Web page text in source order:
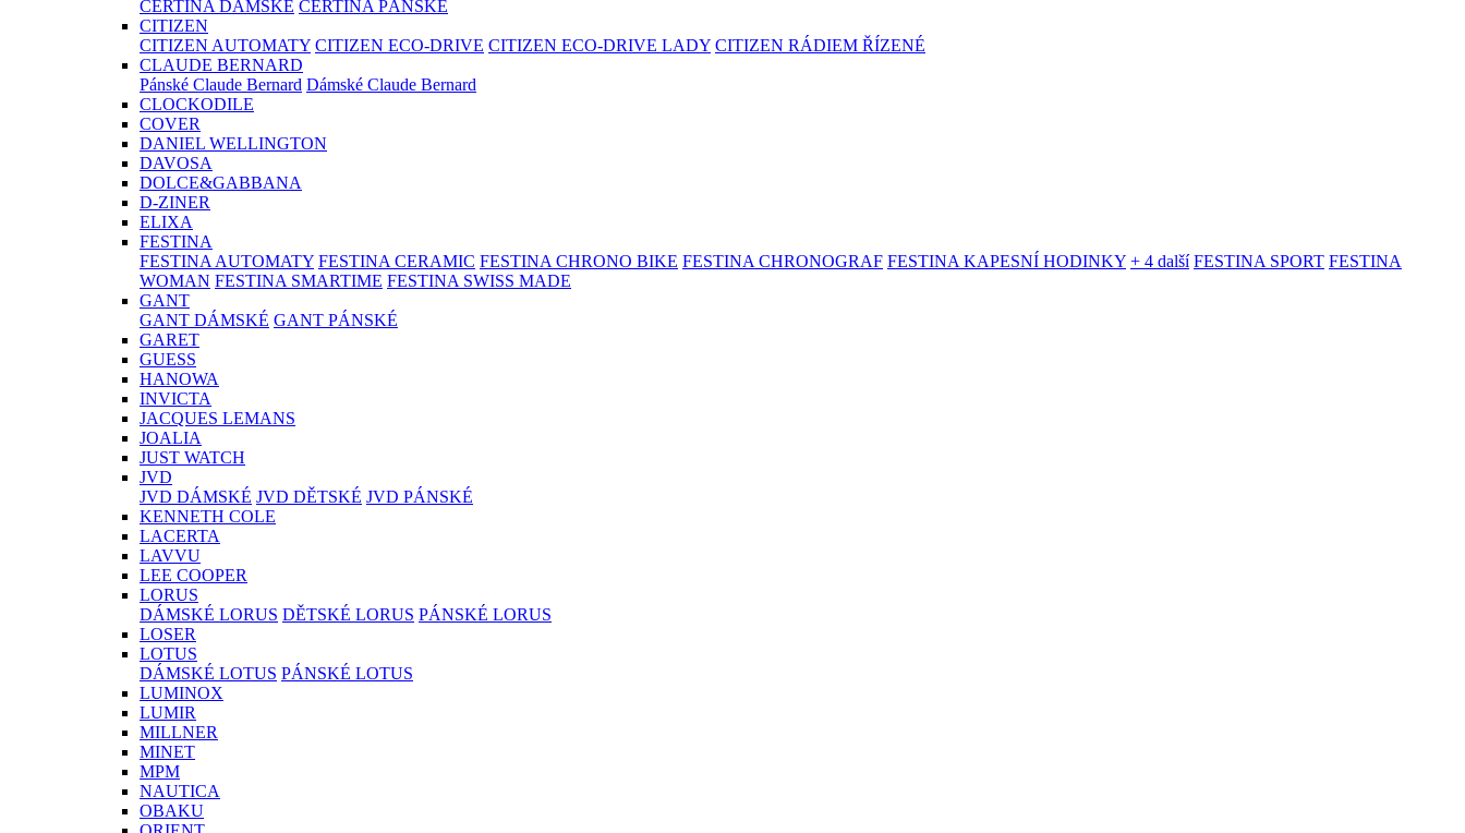
CERTINA DÁMSKÉ CERTINA PÁNSKÉ
CITIZEN
CITIZEN AUTOMATY CITIZEN ECO-DRIVE CITIZEN ECO-DRIVE LADY CITIZEN RÁDIEM ŘÍZENÉ
CLAUDE BERNARD
Pánské Claude Bernard Dámské Claude Bernard
CLOCKODILE
COVER
DANIEL WELLINGTON
DAVOSA
DOLCE&GABBANA
D-ZINER
ELIXA
FESTINA
FESTINA AUTOMATY FESTINA CERAMIC FESTINA CHRONO BIKE FESTINA CHRONOGRAF FESTINA KAPESNÍ HODINKY + 4 další FESTINA SPORT FESTINA
WOMAN FESTINA SMARTIME FESTINA SWISS MADE
GANT
GANT DÁMSKÉ GANT PÁNSKÉ
GARET
GUESS
HANOWA
INVICTA
JACQUES LEMANS
JOALIA
JUST WATCH
JVD
JVD DÁMSKÉ JVD DĚTSKÉ JVD PÁNSKÉ
KENNETH COLE
LACERTA
LAVVU
LEE COOPER
LORUS
DÁMSKÉ LORUS DĚTSKÉ LORUS PÁNSKÉ LORUS
LOSER
LOTUS
DÁMSKÉ LOTUS PÁNSKÉ LOTUS
LUMINOX
LUMIR
MILLNER
MINET
MPM
NAUTICA
OBAKU